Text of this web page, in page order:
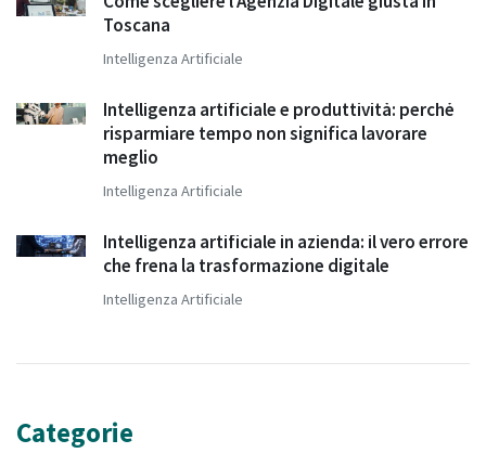
Toscana
Intelligenza Artificiale
Intelligenza artificiale e produttività: perché
risparmiare tempo non significa lavorare
meglio
Intelligenza Artificiale
Intelligenza artificiale in azienda: il vero errore
che frena la trasformazione digitale
Intelligenza Artificiale
Categorie